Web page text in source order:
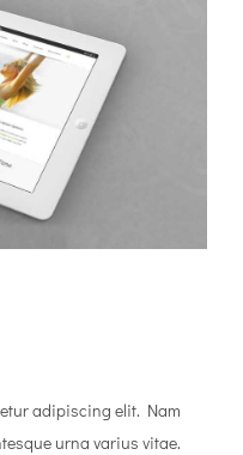
adipiscing elit. Nam
urna varius vitae.